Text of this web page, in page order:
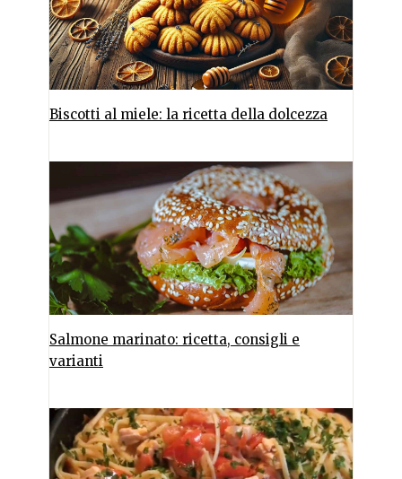
Biscotti al miele: la ricetta della dolcezza
Salmone marinato: ricetta, consigli e
varianti